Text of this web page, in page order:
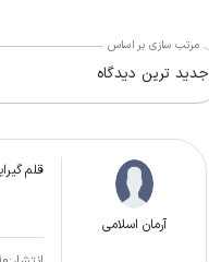
مرتب سازی بر اساس
جدید ترین دیدگاه
آرمان اسلامی
قلم